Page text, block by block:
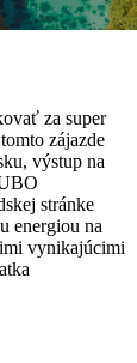
za super
zájazde
výstup na
stránke
energiou na
vynikajúcimi